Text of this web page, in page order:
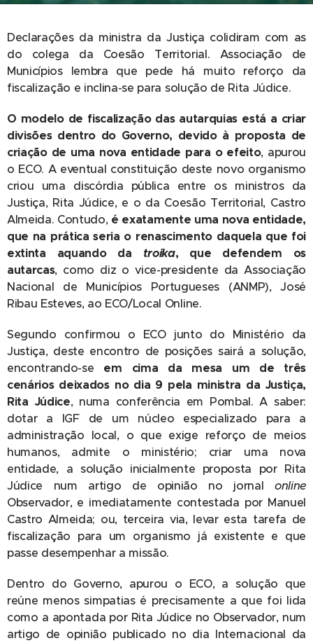
Declarações da ministra da Justiça colidiram com as
do colega da Coesão Territorial. Associação de
Municípios lembra que pede há muito reforço da
fiscalização e inclina-se para solução de Rita Júdice.
O modelo de fiscalização das autarquias está a criar
divisõesdentro do Governo, devido à proposta de
criação de uma nova entidade para o efeito, apurou
o ECO. A eventual constituição deste novo organismo
criou uma discórdia pública entre os ministros da
Justiça, Rita Júdice, e o da Coesão Territorial, Castro
Almeida. Contudo, é exatamente uma nova entidade,
que na prática seria o renascimento daquela que foi
extinta aquando da troika, que defendem os
autarcas, como diz o vice-presidente da Associação
Nacional de Municípios Portugueses (ANMP), José
Ribau Esteves, ao ECO/Local Online.
Segundo confirmou o ECO junto do Ministério da
Justiça, deste encontro de posições sairá a solução,
encontrando-se em cima da mesa um de três
cenários deixados no dia 9 pela ministra da Justiça,
Rita Júdice, numa conferência em Pombal. A saber:
dotar a IGF de um núcleo especializado para a
administração local, o que exige reforço de meios
humanos, admite o ministério; criar uma nova
entidade, a solução inicialmente proposta por Rita
Júdice num artigo de opinião no jornal online
Observador, e imediatamente contestada por Manuel
Castro Almeida; ou, terceira via, levar esta tarefa de
fiscalização para um organismo já existente e que
passe desempenhar a missão.
Dentro do Governo, apurou o ECO, a solução que
reúne menos simpatias é precisamente a que foi lida
como a apontada por Rita Júdice no Observador, num
artigo de opinião publicado no dia Internacional da